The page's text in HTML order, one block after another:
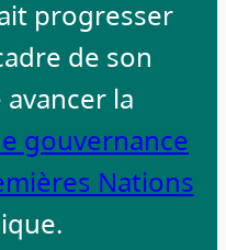
progresser
de son
la
gouvernance
Nations